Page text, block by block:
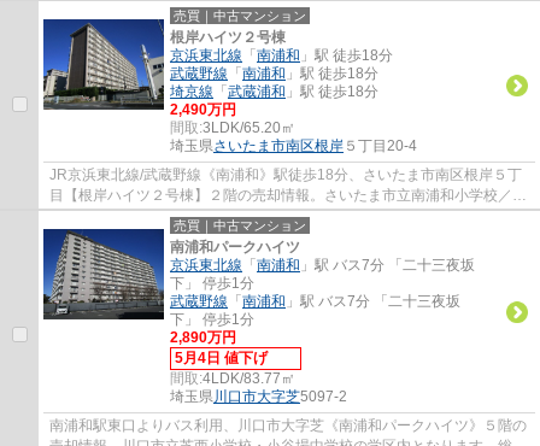
学校の学区内となります。開放感溢れるリビン...
売買｜中古マンション
根岸ハイツ２号棟
京浜東北線 「 南浦和 」駅 徒歩18分
武蔵野線 「 南浦和 」駅 徒歩18分
埼京線 「 武蔵浦和 」駅 徒歩18分
2,490万円
間取:3LDK/65.20㎡
埼玉県さいたま市南区根岸 ５丁目20-4
JR京浜東北線/武蔵野線《南浦和》駅徒歩18分、さいたま市南区根岸５丁
目【根岸ハイツ２号棟】２階の売却情報。さいたま市立南浦和小学校／白
幡中学校の学区内となります。棟総戸数121...
売買｜中古マンション
南浦和パークハイツ
京浜東北線 「 南浦和 」駅 バス7分 「二十三夜坂
下」 停歩1分
武蔵野線 「 南浦和 」駅 バス7分 「二十三夜坂
下」 停歩1分
2,890万円
5月4日 値下げ
間取:4LDK/83.77㎡
埼玉県川口市大字芝5097-2
南浦和駅東口よりバス利用、川口市大字芝《南浦和パークハイツ》５階の